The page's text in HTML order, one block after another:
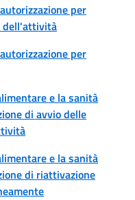
per
dell'attività
per
e la sanità
di avvio delle
e la sanità
di riattivazione